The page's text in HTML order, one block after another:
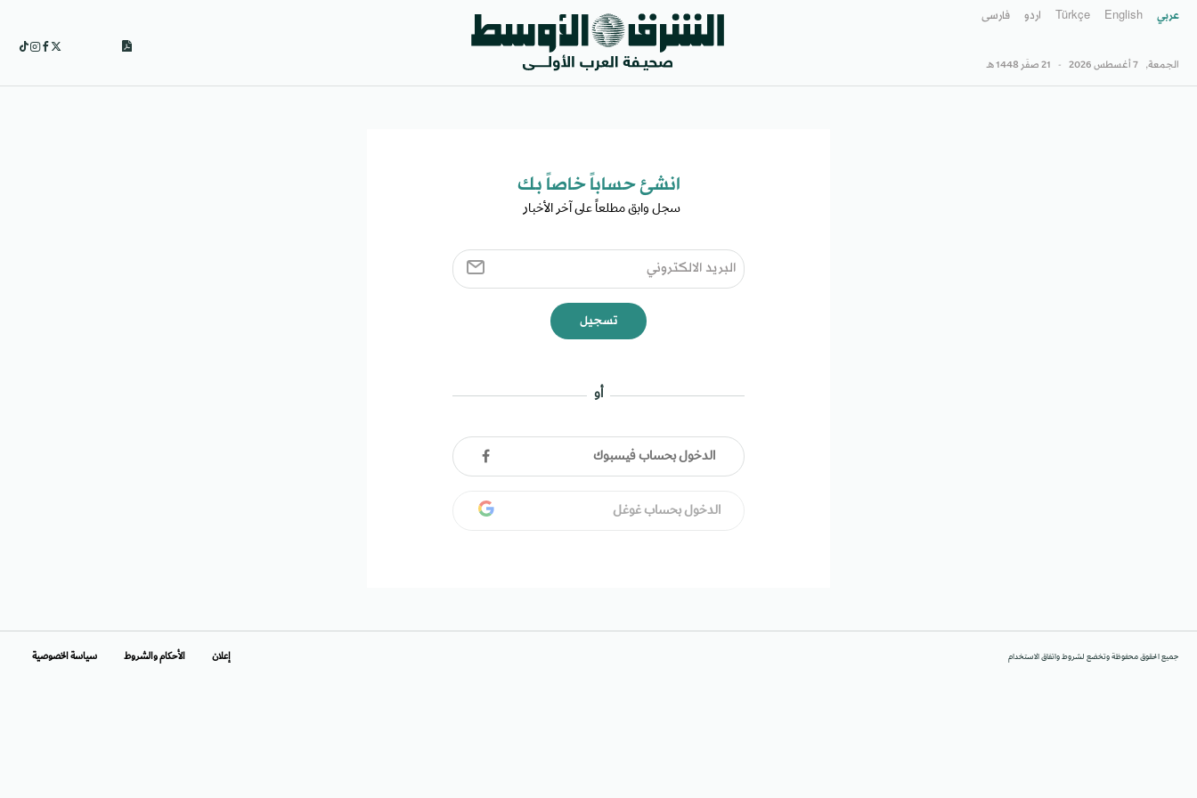
عربي English
Türkçe اردو فارسى
الجمعة, 7 أغسطس 2026 - 21 صفَر 1448 هـ
انشئ حساباً خاصاً بك​
سجل وابق مطلعاً على آخر الأخبار ​
تسجيل
أو
الدخول بحساب فيسبوك
الدخول بحساب غوغل
جميع الحقوق محفوظة وتخضع لشروط واتفاق الاستخدام إعلان الأحكام والشروط سياسة الخصوصية